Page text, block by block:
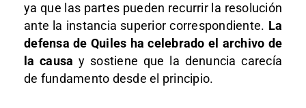
ya que las partes pueden recurrir la resolución
ante la instancia superior correspondiente. La
defensa de Quiles ha celebrado el archivo de
la causa y sostiene que la denuncia carecía
de fundamento desde el principio.